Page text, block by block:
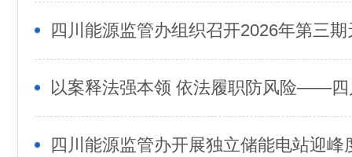
四川能源监管办组织召开2026年第三